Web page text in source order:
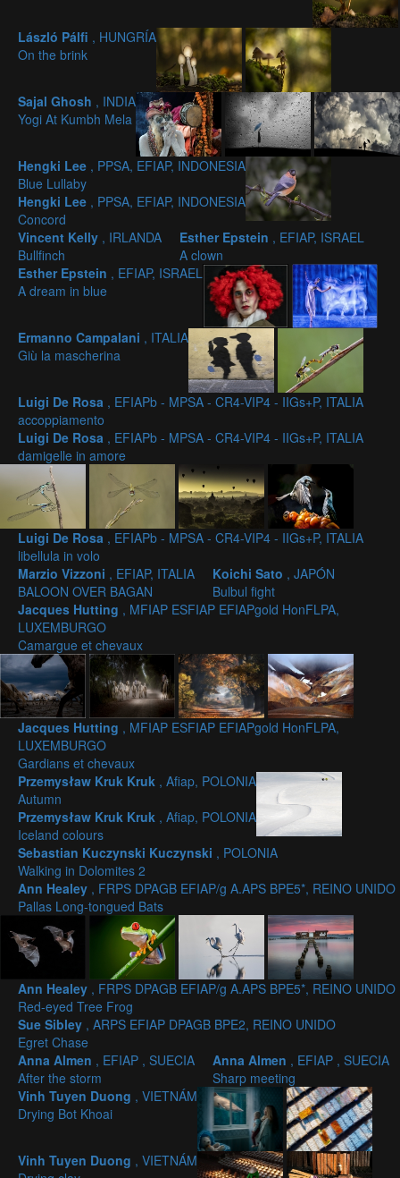
László Pálfi , HUNGRÍA
On the brink
Sajal Ghosh , INDIA
Yogi At Kumbh Mela
Hengki Lee , PPSA, EFIAP, INDONESIA
Blue Lullaby
Hengki Lee , PPSA, EFIAP, INDONESIA
Concord
Vincent Kelly , IRLANDA
Bullfinch
Esther Epstein , EFIAP, ISRAEL
A clown
Esther Epstein , EFIAP, ISRAEL
A dream in blue
Ermanno Campalani , ITALIA
Giù la mascherina
Luigi De Rosa , EFIAPb - MPSA - CR4-VIP4 - IIGs+P, ITALIA
accoppiamento
Luigi De Rosa , EFIAPb - MPSA - CR4-VIP4 - IIGs+P, ITALIA
damigelle in amore
Luigi De Rosa , EFIAPb - MPSA - CR4-VIP4 - IIGs+P, ITALIA
libellula in volo
Marzio Vizzoni , EFIAP, ITALIA
BALOON OVER BAGAN
Koichi Sato , JAPÓN
Bulbul fight
Jacques Hutting , MFIAP ESFIAP EFIAPgold HonFLPA,
LUXEMBURGO
Camargue et chevaux
Jacques Hutting , MFIAP ESFIAP EFIAPgold HonFLPA,
LUXEMBURGO
Gardians et chevaux
Przemysław Kruk Kruk , Afiap, POLONIA
Autumn
Przemysław Kruk Kruk , Afiap, POLONIA
Iceland colours
Sebastian Kuczynski Kuczynski , POLONIA
Walking in Dolomites 2
Ann Healey , FRPS DPAGB EFIAP/g A.APS BPE5*, REINO UNIDO
Pallas Long-tongued Bats
Ann Healey , FRPS DPAGB EFIAP/g A.APS BPE5*, REINO UNIDO
Red-eyed Tree Frog
Sue Sibley , ARPS EFIAP DPAGB BPE2, REINO UNIDO
Egret Chase
Anna Almen , EFIAP , SUECIA
After the storm
Anna Almen , EFIAP , SUECIA
Sharp meeting
Vinh Tuyen Duong , VIETNÁM
Drying Bot Khoai
Vinh Tuyen Duong , VIETNÁM